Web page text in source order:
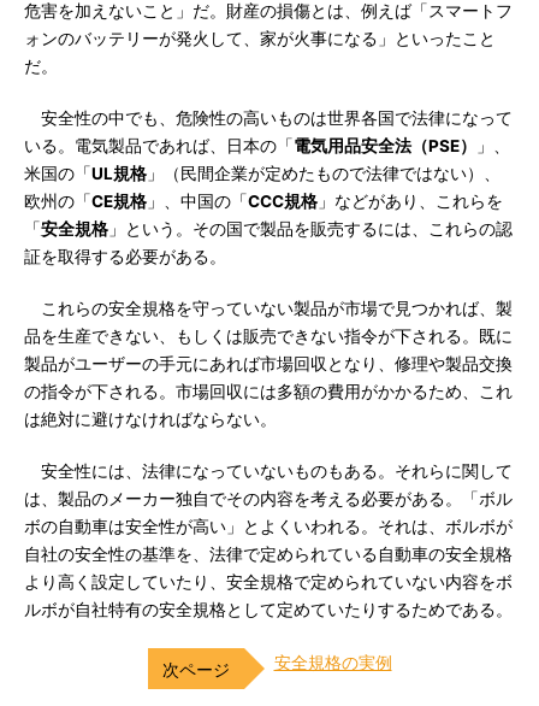
危害を加えないこと」だ。財産の損傷とは、例えば「スマートフ
ォンのバッテリーが発火して、家が火事になる」といったこと
だ。
安全性の中でも、危険性の高いものは世界各国で法律になって
いる。電気製品であれば、日本の「電気用品安全法（PSE）
」、
米国の「UL規格 」（民間企業が定めたもので法律ではない）、
欧州の「CE規格 」、中国の「CCC規格 」などがあり、これらを
「安全規格 」という。その国で製品を販売するには、これらの認
証を取得する必要がある。
これらの安全規格を守っていない製品が市場で見つかれば、製
品を生産できない、もしくは販売できない指令が下される。既に
製品がユーザーの手元にあれば市場回収となり、修理や製品交換
の指令が下される。市場回収には多額の費用がかかるため、これ
は絶対に避けなければならない。
安全性には、法律になっていないものもある。それらに関して
は、製品のメーカー独自でその内容を考える必要がある。「ボル
ボの自動車は安全性が高い」とよくいわれる。それは、ボルボが
自社の安全性の基準を、法律で定められている自動車の安全規格
より高く設定していたり、安全規格で定められていない内容をボ
ルボが自社特有の安全規格として定めていたりするためである。
安全規格の実例